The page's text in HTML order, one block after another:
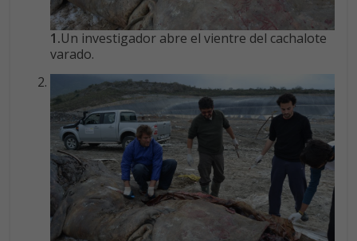
1.Un investigador abre el vientre del cachalote
varado.